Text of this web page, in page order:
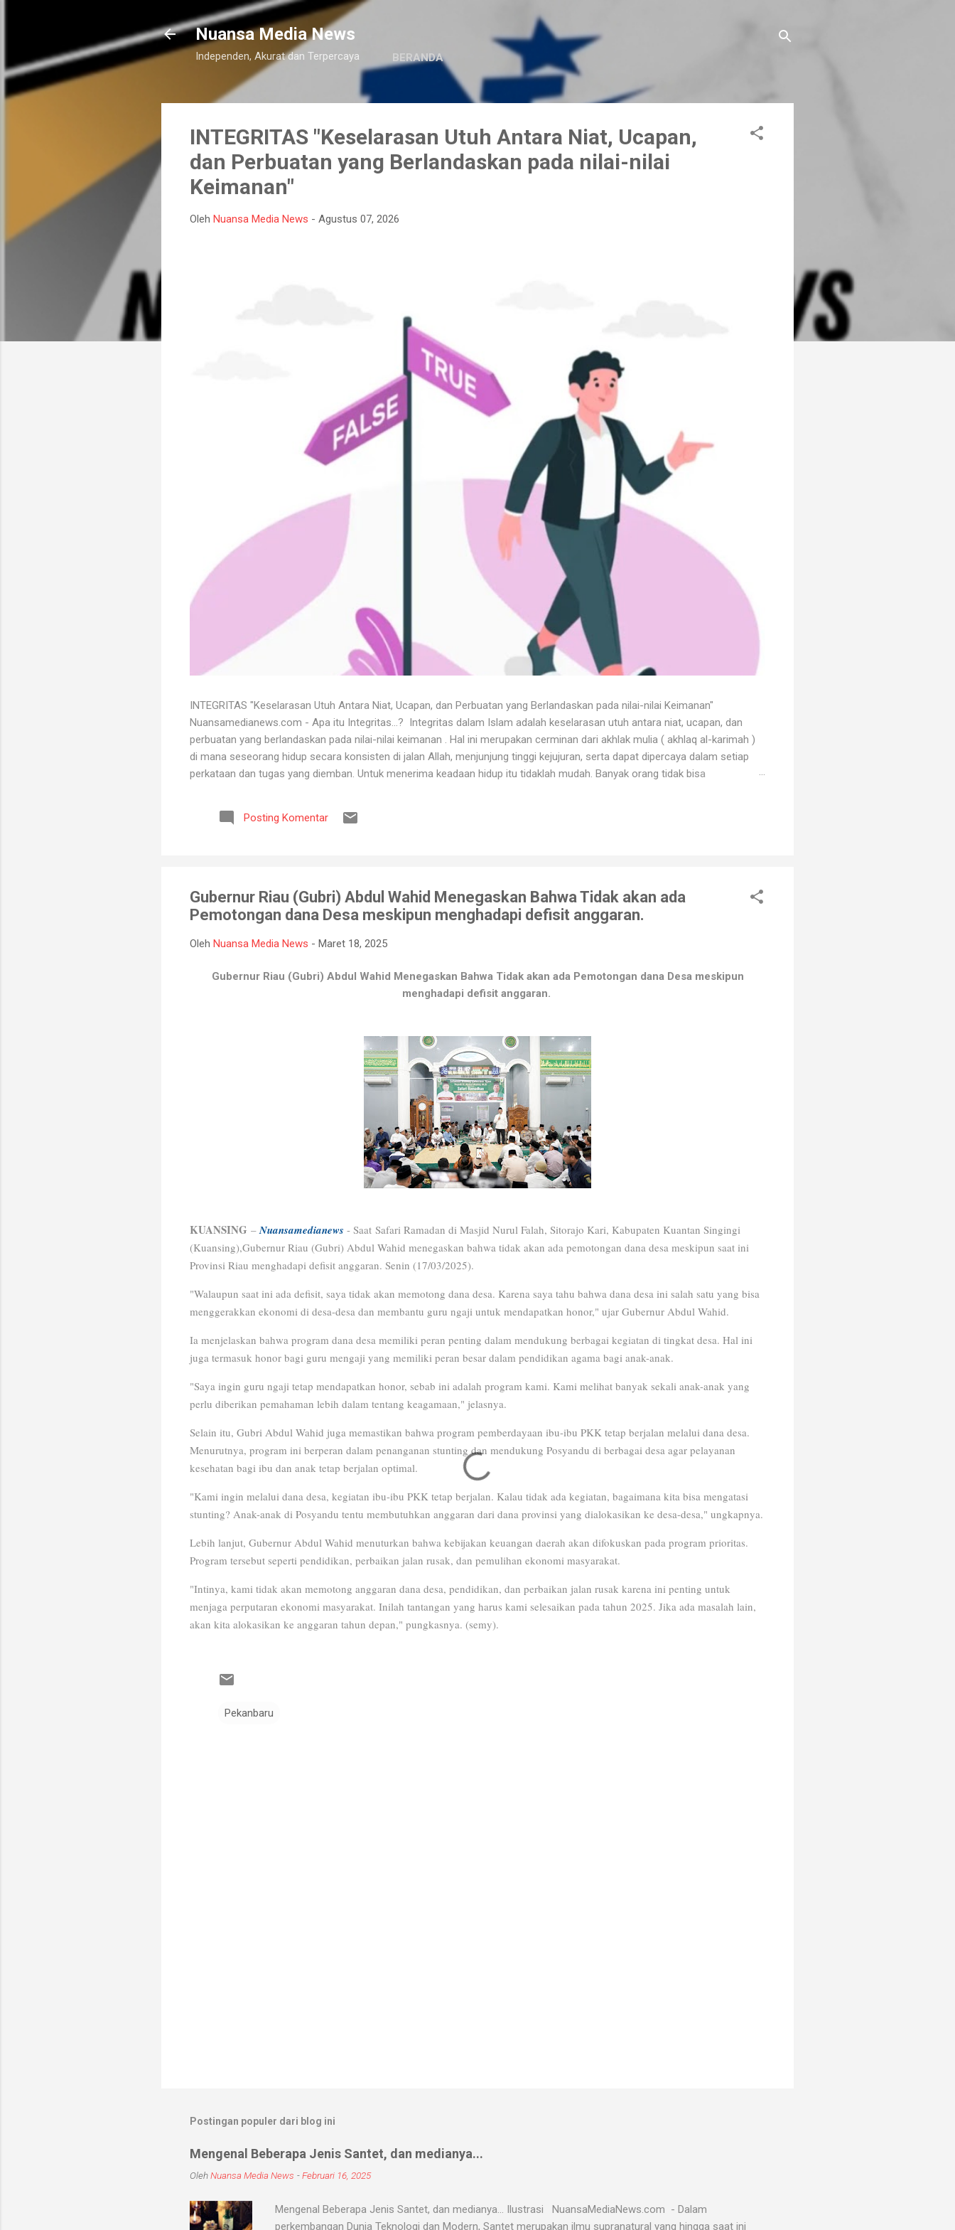
Langsung ke konten utama
Nuansa Media News
Independen, Akurat dan Terpercaya BERANDA
INTEGRITAS "Keselarasan Utuh Antara Niat, Ucapan,
dan Perbuatan yang Berlandaskan pada nilai-nilai
Keimanan"
Oleh Nuansa Media News - Agustus 07, 2026
INTEGRITAS "Keselarasan Utuh Antara Niat, Ucapan, dan Perbuatan yang Berlandaskan pada nilai-nilai Keimanan"
Nuansamedianews.com - Apa itu Integritas...? Integritas dalam Islam adalah keselarasan utuh antara niat, ucapan, dan
perbuatan yang berlandaskan pada nilai-nilai keimanan . Hal ini merupakan cerminan dari akhlak mulia ( akhlaq al-karimah )
di mana seseorang hidup secara konsisten di jalan Allah, menjunjung tinggi kejujuran, serta dapat dipercaya dalam setiap
perkataan dan tugas yang diemban. Untuk menerima keadaan hidup itu tidaklah mudah. Banyak orang tidak bisa
lutut merelakan integritasnya hancur. Padahal telah dipertahankan sekian lama, dan banyak orang menilainya sebagai orang
bersih atau baik. Seorang muslim, iman merupakan landasan penting dalam menjalankan kehidupan. Orang beriman selalu
Posting Komentar
Gubernur Riau (Gubri) Abdul Wahid Menegaskan Bahwa Tidak akan ada
Pemotongan dana Desa meskipun menghadapi defisit anggaran.
Oleh Nuansa Media News - Maret 18, 2025
Gubernur Riau (Gubri) Abdul Wahid Menegaskan Bahwa Tidak akan ada Pemotongan dana Desa meskipun
menghadapi defisit anggaran.
KUANSING –Nuansamedianews - Saat Safari Ramadan di Masjid Nurul Falah, Sitorajo Kari, Kabupaten Kuantan Singingi
(Kuansing),Gubernur Riau (Gubri) Abdul Wahid menegaskan bahwa tidak akan ada pemotongan dana desa meskipun saat ini
Provinsi Riau menghadapi defisit anggaran. Senin (17/03/2025).
"Walaupun saat ini ada defisit, saya tidak akan memotong dana desa. Karena saya tahu bahwa dana desa ini salah satu yang bisa
menggerakkan ekonomi di desa-desa dan membantu guru ngaji untuk mendapatkan honor," ujar Gubernur Abdul Wahid.
Ia menjelaskan bahwa program dana desa memiliki peran penting dalam mendukung berbagai kegiatan di tingkat desa. Hal ini
juga termasuk honor bagi guru mengaji yang memiliki peran besar dalam pendidikan agama bagi anak-anak.
"Saya ingin guru ngaji tetap mendapatkan honor, sebab ini adalah program kami. Kami melihat banyak sekali anak-anak yang
perlu diberikan pemahaman lebih dalam tentang keagamaan," jelasnya.
Selain itu, Gubri Abdul Wahid juga memastikan bahwa program pemberdayaan ibu-ibu PKK tetap berjalan melalui dana desa.
Menurutnya, program ini berperan dalam penanganan stunting dan mendukung Posyandu di berbagai desa agar pelayanan
kesehatan bagi ibu dan anak tetap berjalan optimal.
"Kami ingin melalui dana desa, kegiatan ibu-ibu PKK tetap berjalan. Kalau tidak ada kegiatan, bagaimana kita bisa mengatasi
stunting? Anak-anak di Posyandu tentu membutuhkan anggaran dari dana provinsi yang dialokasikan ke desa-desa," ungkapnya.
Lebih lanjut, Gubernur Abdul Wahid menuturkan bahwa kebijakan keuangan daerah akan difokuskan pada program prioritas.
Program tersebut seperti pendidikan, perbaikan jalan rusak, dan pemulihan ekonomi masyarakat.
"Intinya, kami tidak akan memotong anggaran dana desa, pendidikan, dan perbaikan jalan rusak karena ini penting untuk
menjaga perputaran ekonomi masyarakat. Inilah tantangan yang harus kami selesaikan pada tahun 2025. Jika ada masalah lain,
akan kita alokasikan ke anggaran tahun depan," pungkasnya. (semy).
Pekanbaru
Postingan populer dari blog ini
Mengenal Beberapa Jenis Santet, dan medianya...
OlehNuansa Media News -Februari 16, 2025
Mengenal Beberapa Jenis Santet, dan medianya... Ilustrasi NuansaMediaNews.com - Dalam
perkembangan Dunia Teknologi dan Modern, Santet merupakan ilmu supranatural yang hingga saat ini